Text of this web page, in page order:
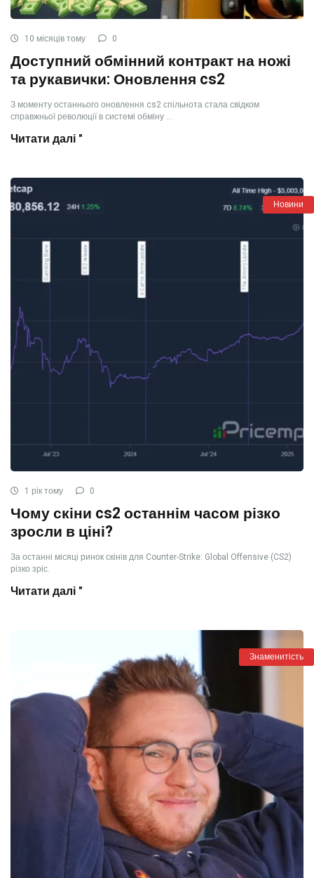
10 місяців тому 0
Доступний обмінний контракт на ножі
та рукавички: Оновлення cs2
З моменту останнього оновлення cs2 спільнота стала свідком
справжньої революції в системі обміну ...
Читати далі "
Новини
1 рік тому 0
Чому скіни cs2 останнім часом різко
зросли в ціні?
За останні місяці ринок скінів для Counter-Strike: Global Offensive (CS2)
різко зріс.
Читати далі "
Знаменитість